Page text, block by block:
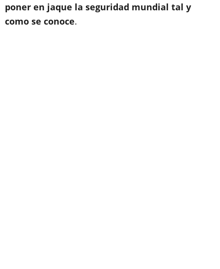
poner en jaque la seguridad mundial tal y
como se conoce.